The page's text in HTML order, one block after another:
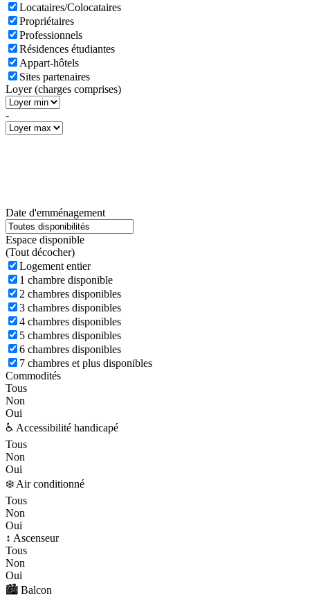
Locataires/Colocataires
Propriétaires
Professionnels
Résidences étudiantes
Appart-hôtels
Sites partenaires
Loyer (charges comprises)
-
Date d'emménagement
Espace disponible
(Tout décocher)
Logement entier
1 chambre disponible
2 chambres disponibles
3 chambres disponibles
4 chambres disponibles
5 chambres disponibles
6 chambres disponibles
7 chambres et plus disponibles
Commodités
Tous
Non
Oui
♿ Accessibilité handicapé
Tous
Non
Oui
❄️ Air conditionné
Tous
Non
Oui
↕️ Ascenseur
Tous
Non
Oui
🏙️ Balcon